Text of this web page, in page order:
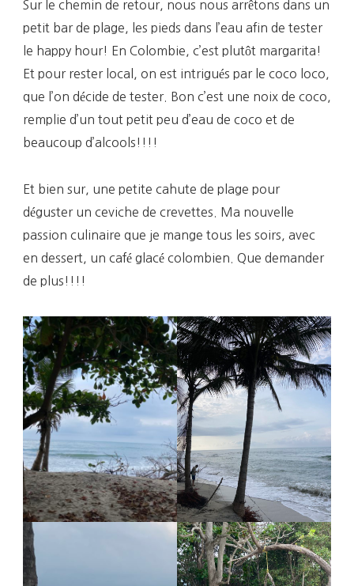
Sur le chemin de retour, nous nous arrêtons dans un
petit bar de plage, les pieds dans l’eau afin de tester
le happy hour! En Colombie, c’est plutôt margarita!
Et pour rester local, on est intrigués par le coco loco,
que l’on décide de tester. Bon c’est une noix de coco,
remplie d’un tout petit peu d’eau de coco et de
beaucoup d’alcools!!!!
Et bien sur, une petite cahute de plage pour
déguster un ceviche de crevettes. Ma nouvelle
passion culinaire que je mange tous les soirs, avec
en dessert, un café glacé colombien. Que demander
de plus!!!!